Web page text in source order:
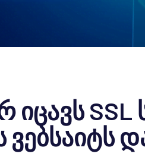
SSL
ვებსაიტს